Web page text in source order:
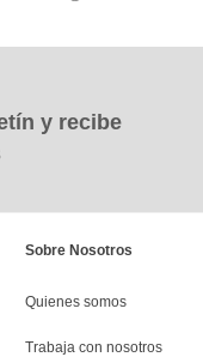
y recibe
Sobre Nosotros
Quienes somos
Trabaja con nosotros